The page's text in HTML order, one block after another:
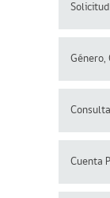
Género,
Cuenta